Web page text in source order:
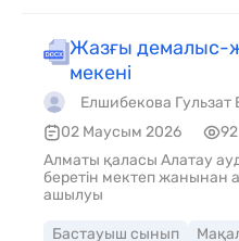
дауыссыз дыбыстарды атайды-
әңгіме құрайды. Оқылым.
оқы. Сөздік жұмыс
Дескриптор: Мәтінді
мазмұын толық айтады Жазылым. 2- жаттығу Көп
нүктенің орнына тиісті
көшіріп жаз. Өзен, күндіз,
Жазғы демалыс-
мекені
Елшибекова Гульзат
02 Маусым 2026
92
Алматы қаласы Алатау
беретін мектеп жанынан
ашылуы
Бастауыш сынып